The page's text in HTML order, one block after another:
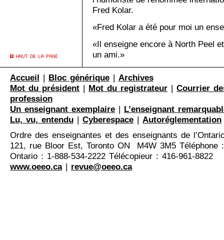
Fred Kolar.
«Fred Kolar a été pour moi un
«Il enseigne encore à North Peel
un ami.»
Accueil | Bloc générique | Archives
Mot du président | Mot du registrateur | Courrier
profession
Un enseignant exemplaire | L’enseignant
Lu, vu, entendu | Cyberespace | Autoréglementation
Ordre des enseignantes et des enseignants de
121, rue Bloor Est, Toronto ON M4W 3M5 Téléphone
Ontario : 1-888-534-2222 Télécopieur : 416-961-8822
www.oeeo.ca| revue@oeeo.ca